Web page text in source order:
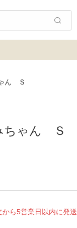
ん Ｓ
ちゃん Ｓ
から5営業日以内に発送